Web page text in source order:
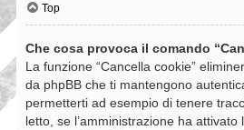
Top
Che cosa provoca il comando
La funzione “Cancella cookie”
da phpBB che ti mantengono
permetterti ad esempio di tenere
letto, se l’amministrazione ha attivato